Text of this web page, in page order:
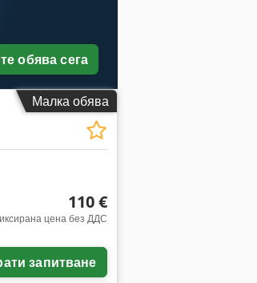
обява сега
Малка обява
110 €
цена без ДДС
запитване